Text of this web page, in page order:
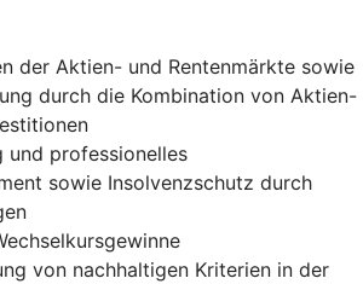
der Aktien- und Rentenmärkte sowie
durch die Kombination von Aktien-
und professionelles
sowie Insolvenzschutz durch
von nachhaltigen Kriterien in der